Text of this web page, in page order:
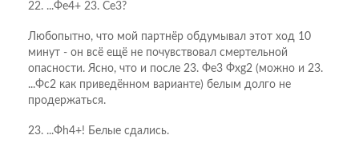
22. ...Фе4+ 23. Се3?
Любопытно, что мой партнёр обдумывал этот ход 10
минут - он всё ещё не почувствовал смертельной
опасности. Ясно, что и после 23. Фе3 Фхg2 (можно и 23.
...Фс2 как приведённом варианте) белым долго не
продержаться.
23. ...Фh4+! Белые сдались.